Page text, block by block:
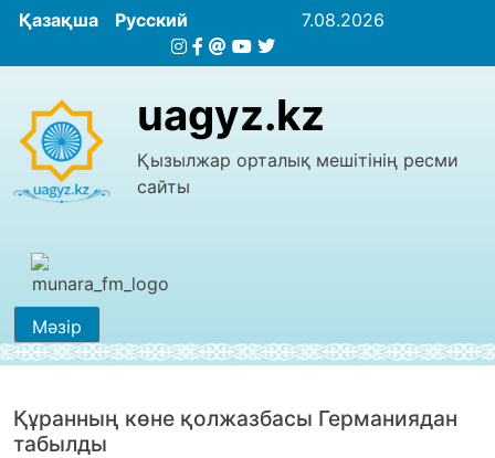
Қазақша Русский 7.08.2026
uagyz.kz
Қызылжар орталық мешітінің ресми
сайты
Мәзір
Құранның көне қолжазбасы Германиядан
табылды